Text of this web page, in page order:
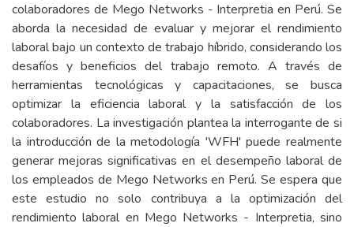
colaboradores de Mego Networks - Interpretia en Perú. Se
aborda la necesidad de evaluar y mejorar el rendimiento
laboral bajo un contexto de trabajo híbrido, considerando los
desafíos y beneficios del trabajo remoto. A través de
herramientas tecnológicas y capacitaciones, se busca
optimizar la eficiencia laboral y la satisfacción de los
colaboradores. La investigación plantea la interrogante de si
la introducción de la metodología 'WFH' puede realmente
generar mejoras significativas en el desempeño laboral de
los empleados de Mego Networks en Perú. Se espera que
este estudio no solo contribuya a la optimización del
rendimiento laboral en Mego Networks - Interpretia, sino